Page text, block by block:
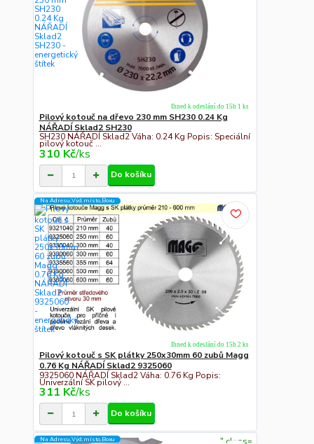
Pilový kotouč na dřevo 230 mm SH230 0.24 Kg
NÁŘADÍ Sklad2 SH230
SH230 NÁŘADÍ Sklad2 Váha: 0.24 Kg Popis: Speciální
pilový kotouč ...
310 Kč/ks
Ihned k odeslání do 15h 1 ks
Do košíku
Na Adresu,Výd.místo,Boxu
Pilový kotouč s SK plátky 250x30mm 60 zubů Magg
0.76 Kg NÁŘADÍ Sklad2 9325060
9325060 NÁŘADÍ Sklad2 Váha: 0.76 Kg Popis:
Univerzální SK pilový ...
311 Kč/ks
Ihned k odeslání do 15h 2 ks
Do košíku
Na Adresu,Výd.místo,Boxu
" class="c311